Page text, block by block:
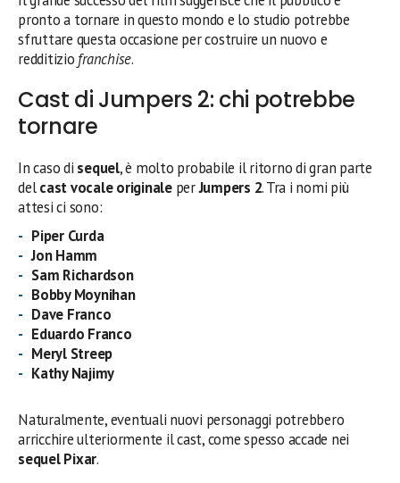
pronto a tornare in questo mondo e lo studio potrebbe
sfruttare questa occasione per costruire un nuovo e
redditizio franchise.
Cast di Jumpers 2: chi potrebbe
tornare
In caso di sequel, è molto probabile il ritorno di gran parte
delcast vocale originaleperJumpers 2. Tra i nomi più
attesi ci sono:
Piper Curda
Jon Hamm
Sam Richardson
Bobby Moynihan
Dave Franco
Eduardo Franco
Meryl Streep
Kathy Najimy
Naturalmente, eventuali nuovi personaggi potrebbero
arricchire ulteriormente il cast, come spesso accade nei
sequel Pixar.